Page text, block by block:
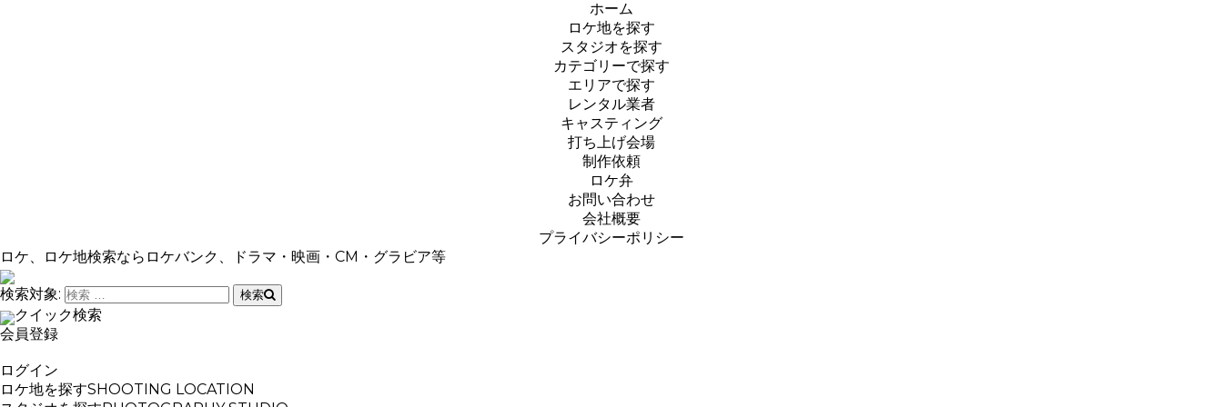
ホーム
ロケ地を探す
スタジオを探す
カテゴリーで探す
エリアで探す
レンタル業者
キャスティング
打ち上げ会場
制作依頼
ロケ弁
お問い合わせ
会社概要
プライバシーポリシー
ロケ、ロケ地検索ならロケバンク、ドラマ・映画・CM・グラビア等
検索対象: 検索
クイック検索
会員登録
ログイン
ロケ地を探すSHOOTING LOCATION